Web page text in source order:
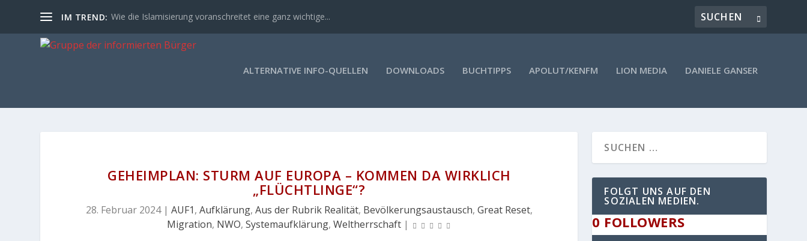
IM TREND: Wie die Islamisierung voranschreitet eine ganz wichtige...
ALTERNATIVE INFO-QUELLEN DOWNLOADS BUCHTIPPS APOLUT/KENFM LION MEDIA DANIELE GANSER
GEHEIMPLAN: STURM AUF EUROPA – KOMMEN DA WIRKLICH
„FLÜCHTLINGE“?
28. Februar 2024| AUF1, Aufklärung, Aus der Rubrik Realität, Bevölkerungsaustausch, Great Reset,
Migration, NWO,Systemaufklärung,Weltherrschaft |
FOLGT UNS AUF DEN
SOZIALEN MEDIEN.
0 FOLLOWERS